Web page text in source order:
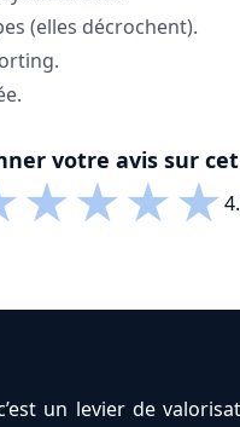
(elles décrochent).
votre avis sur
★★★★
un levier de